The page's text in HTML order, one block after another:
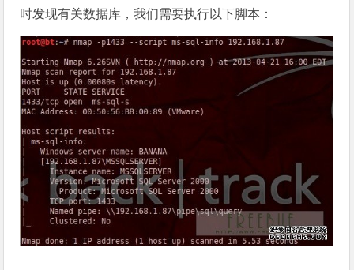
时发现有关数据库，我们需要执行以下脚本：